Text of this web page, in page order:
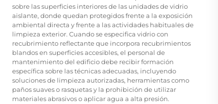
sobre las superficies interiores de las unidades de vidrio
aislante, donde quedan protegidos frente a la exposición
ambiental directa y frente a las actividades habituales de
limpieza exterior. Cuando se especifica vidrio con
recubrimiento reflectante que incorpora recubrimientos
blandos en superficies accesibles, el personal de
mantenimiento del edificio debe recibir formación
específica sobre las técnicas adecuadas, incluyendo
soluciones de limpieza autorizadas, herramientas como
paños suaves o rasquetas y la prohibición de utilizar
materiales abrasivos o aplicar agua a alta presión.